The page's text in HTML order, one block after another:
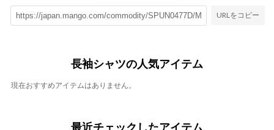
URLをコピー
長袖シャツの人気アイテム
現在おすすめアイテムはありません。